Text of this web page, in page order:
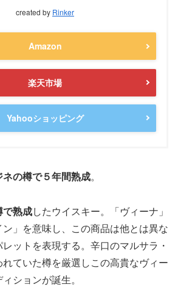
created by Rinker
Amazon
楽天市場
Yahooショッピング
の樽で５年間熟成。
で熟成したウイスキー。「ヴィーナ」
」を意味し、この商品は他とは異な
ットを表現する。辛口のマルサラ・
ていた樽を厳選しこの高貴なヴィー
ションが誕生。